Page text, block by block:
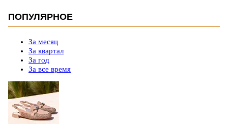
ПОПУЛЯРНОЕ
За месяц
За квартал
За год
За все время